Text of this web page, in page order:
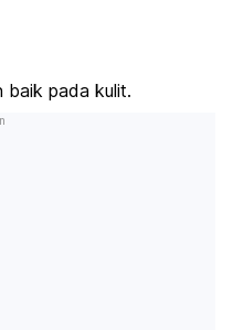
baik pada kulit.